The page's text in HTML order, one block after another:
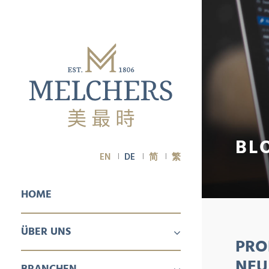
EN DE 简 繁
HOME
ÜBER UNS
ÜBER UNS
KARRIERE